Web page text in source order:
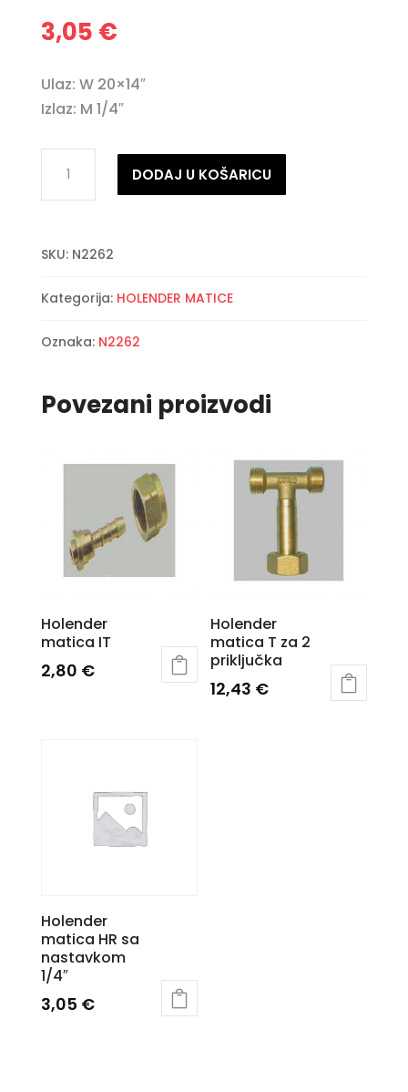
3,05 €
Ulaz: W 20×14″
Izlaz: M 1/4″
matica
nastavkom
količina
DODAJ U KOŠARICU
SKU: N2262
Kategorija: HOLENDER MATICE
Oznaka: N2262
Povezani proizvodi
Holender
matica IT
2,80 €
Holender
matica T za 2
priključka
12,43 €
Holender
matica HR sa
nastavkom
1/4″
3,05 €